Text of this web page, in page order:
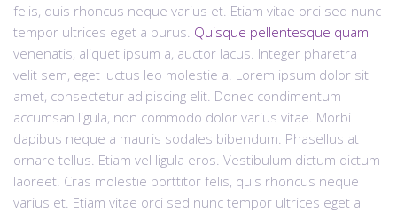
felis, quis rhoncus neque varius et. Etiam vitae orci sed nunc
tempor ultrices eget a purus. Quisque pellentesque quam
venenatis, aliquet ipsum a, auctor lacus. Integer pharetra
velit sem, eget luctus leo molestie a. Lorem ipsum dolor sit
amet, consectetur adipiscing elit. Donec condimentum
accumsan ligula, non commodo dolor varius vitae. Morbi
dapibus neque a mauris sodales bibendum. Phasellus at
ornare tellus. Etiam vel ligula eros. Vestibulum dictum dictum
laoreet. Cras molestie porttitor felis, quis rhoncus neque
varius et. Etiam vitae orci sed nunc tempor ultrices eget a